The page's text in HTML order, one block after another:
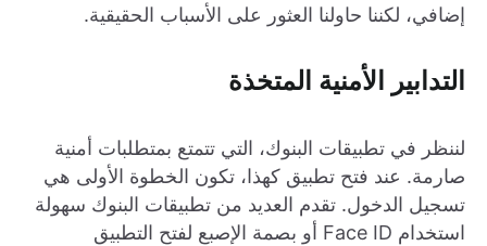
إضافي، لكننا حاولنا العثور على الأسباب الحقيقية.
التدابير الأمنية المتخذة
لننظر في تطبيقات البنوك، التي تتمتع بمتطلبات أمنية
صارمة. عند فتح تطبيق كهذا، تكون الخطوة الأولى هي
تسجيل الدخول. تقدم العديد من تطبيقات البنوك سهولة
استخدام Face ID أو بصمة الإصبع لفتح التطبيق